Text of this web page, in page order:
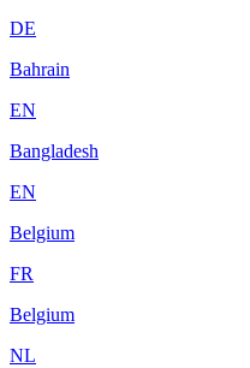
DE
Bahrain
EN
Bangladesh
EN
Belgium
FR
Belgium
NL